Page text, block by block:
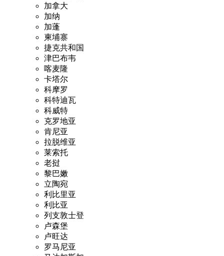
加拿大
加纳
加蓬
柬埔寨
捷克共和国
津巴布韦
喀麦隆
卡塔尔
科摩罗
科特迪瓦
科威特
克罗地亚
肯尼亚
拉脱维亚
莱索托
老挝
黎巴嫩
立陶宛
利比里亚
利比亚
列支敦士登
卢森堡
卢旺达
罗马尼亚